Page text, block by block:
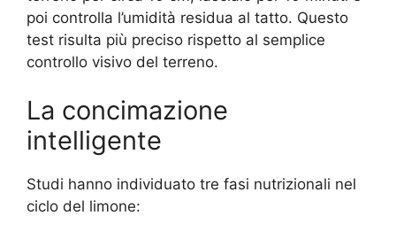
poi controlla l’umidità residua al tatto. Questo
test risulta più preciso rispetto al semplice
controllo visivo del terreno.
La concimazione
intelligente
Studi hanno individuato tre fasi nutrizionali nel
ciclo del limone: